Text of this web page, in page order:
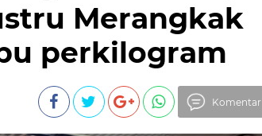
Merangkak
perkilogram
Komentar